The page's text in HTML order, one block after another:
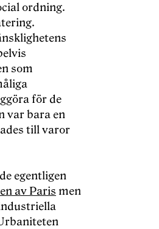
ordning.
som
för de
var bara en
till varor
egentligen
av Paris men